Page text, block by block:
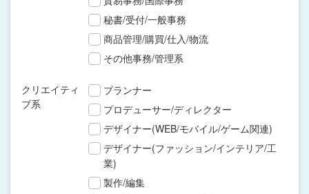
秘書/受付/一般事務
商品管理/購買/仕入/物流
その他事務/管理系
クリエイティ
ブ系
プランナー
プロデューサー/ディレクター
デザイナー(WEB/モバイル/ゲーム関連)
デザイナー(ファッション/インテリア/工
業)
製作/編集